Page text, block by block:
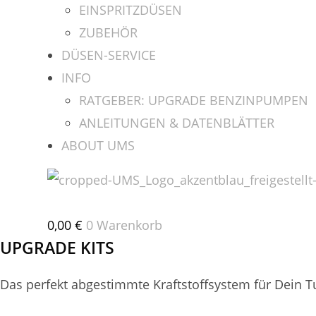
EINSPRITZDÜSEN
ZUBEHÖR
DÜSEN-SERVICE
INFO
RATGEBER: UPGRADE BENZINPUMPEN
ANLEITUNGEN & DATENBLÄTTER
ABOUT UMS
0,00€ 0 Warenkorb
UPGRADE KITS
Das perfekt abgestimmte Kraftstoffsystem für Dein